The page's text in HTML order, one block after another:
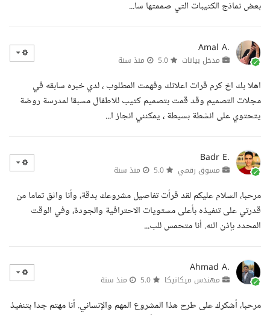
بعض نماذج الكتيبات التي صممتها سا...
Amal A.
مدخل بيانات منذ سنة
اهلا بك اخ كرم قرات اعلانك وفهمت المطلوب ، لدي خبره سابقه في
مجلات التصميم وقد قمت بتصميم كتيب للاطفال مسبقا لمدرسة روضة
يتحتوي على انشطة بسيطة ، يمكنني انجاز ا...
Badr E.
مسوق رقمي منذ سنة
مرحبا، السلام عليكم لقد قرأت تفاصيل مشروعك بدقة، وأنا واثق تماما من
قدرتي على تنفيذه بأعلى مستويات الاحترافية والجودة، وفي الوقت
المحدد بإذن الله. أنا متحمس للب...
Ahmad A.
مهندس ميكانيكا منذ سنة
مرحبا، أشكرك على طرح هذا المشروع المهم والإنساني. أنا مهتم جدا بتنفيذ